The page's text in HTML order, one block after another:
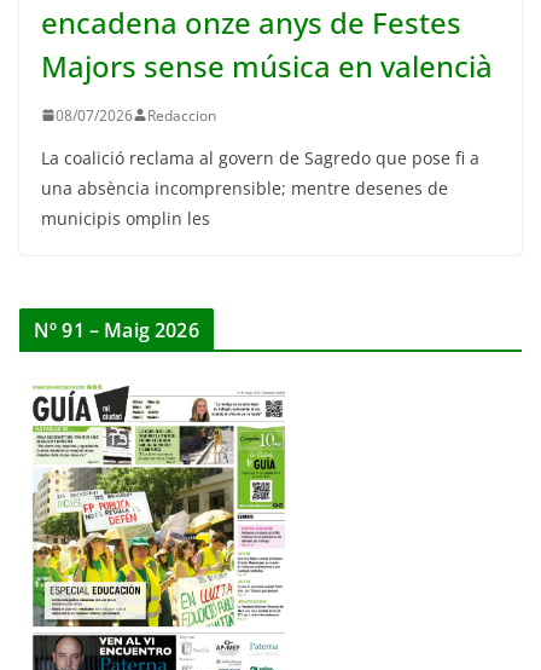
encadena onze anys de Festes
Majors sense música en valencià
08/07/2026 Redaccion
La coalició reclama al govern de Sagredo que pose fi a
una absència incomprensible; mentre desenes de
municipis omplin les
Nº 91 – Maig 2026